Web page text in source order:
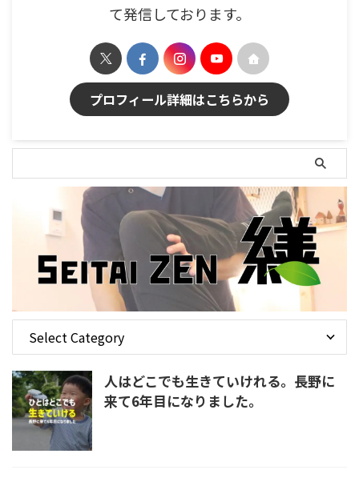
て発信しております。
プロフィール詳細はこちらから
人はどこでも生きていけれる。長野に
来て6年目になりました。